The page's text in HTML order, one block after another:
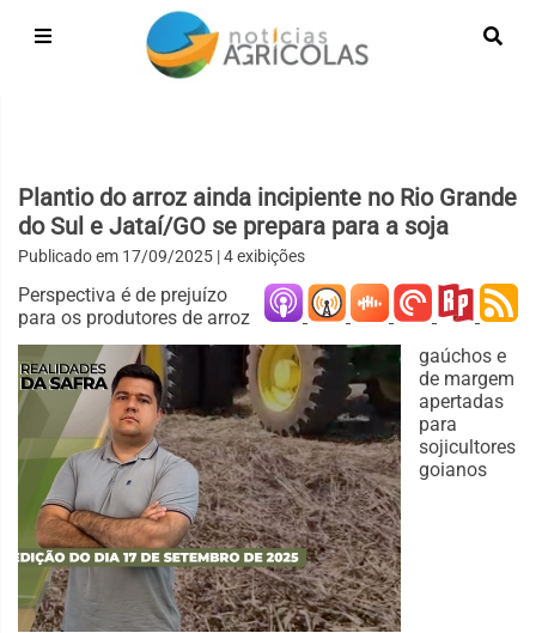
Plantio do arroz ainda incipiente no Rio Grande
do Sul e Jataí/GO se prepara para a soja
Publicado em 17/09/2025 | 4 exibições
Perspectiva é de prejuízo
para os produtores de arroz
gaúchos e
de margem
apertadas
para
sojicultores
goianos